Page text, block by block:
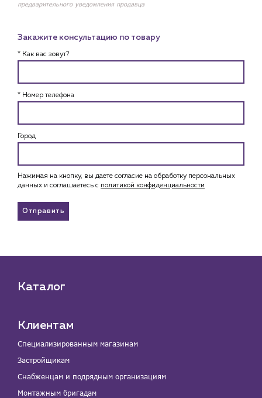
предварительного уведомления продавца
Закажите консультацию по товару
* Как вас зовут?
* Номер телефона
Город
Нажимая на кнопку, вы даете согласие на обработку персональных
данных и соглашаетесь c политикой конфиденциальности
Отправить
Каталог
Клиентам
Специализированным магазинам
Застройщикам
Снабженцам и подрядным организациям
Монтажным бригадам